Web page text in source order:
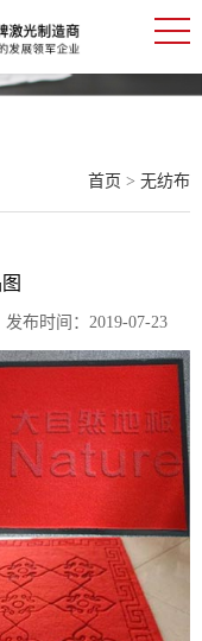
首页 > 无纺布
时间：2019-07-23